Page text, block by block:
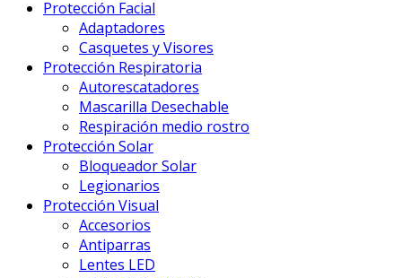
Protección Facial
Adaptadores
Casquetes y Visores
Protección Respiratoria
Autorescatadores
Mascarilla Desechable
Respiración medio rostro
Protección Solar
Bloqueador Solar
Legionarios
Protección Visual
Accesorios
Antiparras
Lentes LED